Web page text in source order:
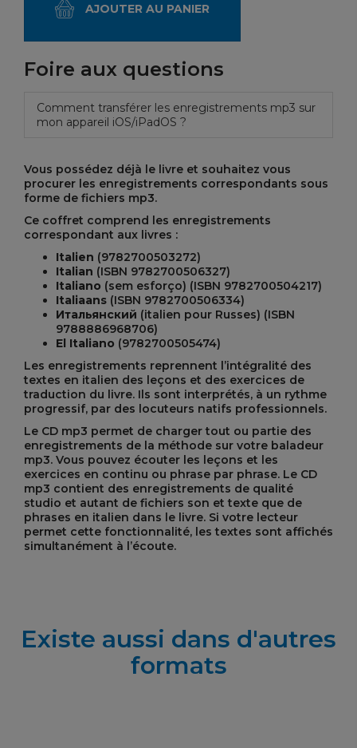
AJOUTER AU PANIER
Foire aux questions
Comment transférer les enregistrements mp3 sur
mon appareil iOS/iPadOS ?
Vous possédez déjà le livre et souhaitez vous
procurer les enregistrements correspondants sous
forme de fichiers mp3.
Ce coffret comprend les enregistrements
correspondant aux livres :
Italien (9782700503272)
Italian (ISBN 9782700506327)
Italiano (sem esforço) (ISBN 9782700504217)
Italiaans (ISBN 9782700506334)
Итальянский (italien pour Russes) (ISBN
9788886968706)
El Italiano (9782700505474)
Les enregistrements reprennent l’intégralité des
textes en italien des leçons et des exercices de
traduction du livre. Ils sont interprétés, à un rythme
progressif, par des locuteurs natifs professionnels.
Le CD mp3 permet de charger tout ou partie des
enregistrements de la méthode sur votre baladeur
mp3. Vous pouvez écouter les leçons et les
exercices en continu ou phrase par phrase. Le CD
mp3 contient des enregistrements de qualité
studio et autant de fichiers son et texte que de
phrases en italien dans le livre. Si votre lecteur
permet cette fonctionnalité, les textes sont affichés
simultanément à l’écoute.
Existe aussi dans d'autres
formats